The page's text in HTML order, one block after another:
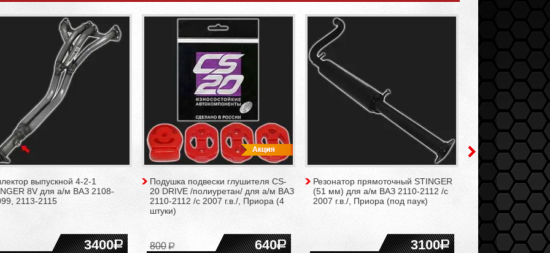
выпускной 4-2-1
8V для а/м ВАЗ 2108-
2113-2115
3400
Подушка подвески глушителя CS-
20 DRIVE /полиуретан/ для а/м ВАЗ
2110-2112 /с 2007 г.в./, Приора (4
штуки)
640
800
Резонатор прямоточный STINGER
(51 мм) для а/м ВАЗ 2110-2112 /с
2007 г.в./, Приора (под паук)
3100
Труба
мм) для а/м ВАЗ
г.в./, Приора (под